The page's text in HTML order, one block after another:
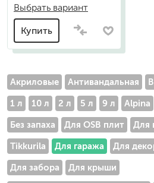
Выбрать вариант
Купить
Акриловые Антивандальная
1 л 10 л 2 л 5 л 9 л Alpina
Без запаха Для OSB плит Для
Tikkurila Для гаража Для
Для забора Для крыши